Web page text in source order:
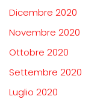
Dicembre 2020
Novembre 2020
Ottobre 2020
Settembre 2020
Luglio 2020